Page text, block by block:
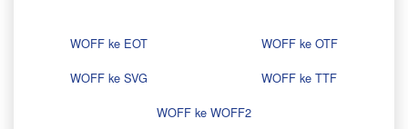
WOFF ke EOT
WOFF ke OTF
WOFF ke SVG
WOFF ke TTF
WOFF ke WOFF2